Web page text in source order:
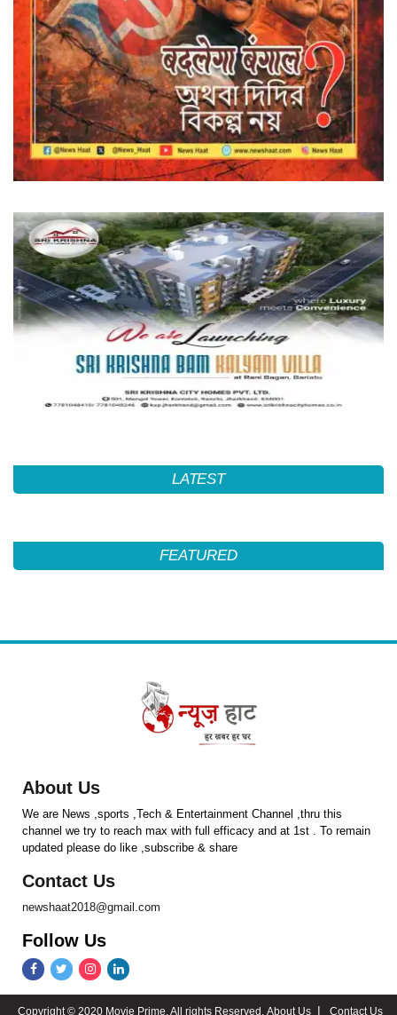
LATEST
FEATURED
About Us
We are News ,sports ,Tech & Entertainment Channel ,thru this
channel we try to reach max with full efficacy and at 1st . To remain
updated please do like ,subscribe & share
Contact Us
newshaat2018@gmail.com
Follow Us
Copyright © 2020 Movie Prime. All rights Reserved. About Us Contact Us